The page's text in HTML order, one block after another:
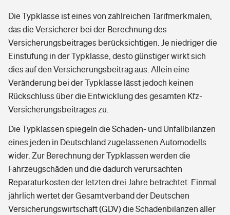
Die Typklasse ist eines von zahlreichen Tarifmerkmalen,
das die Versicherer bei der Berechnung des
Versicherungsbeitrages berücksichtigen. Je niedriger die
Einstufung in der Typklasse, desto günstiger wirkt sich
dies auf den Versicherungsbeitrag aus. Allein eine
Veränderung bei der Typklasse lässt jedoch keinen
Rückschluss über die Entwicklung des gesamten Kfz-
Versicherungsbeitrages zu.
Die Typklassen spiegeln die Schaden- und Unfallbilanzen
eines jeden in Deutschland zugelassenen Automodells
wider. Zur Berechnung der Typklassen werden die
Fahrzeugschäden und die dadurch verursachten
Reparaturkosten der letzten drei Jahre betrachtet. Einmal
jährlich wertet der Gesamtverband der Deutschen
Versicherungswirtschaft (GDV) die Schadenbilanzen aller